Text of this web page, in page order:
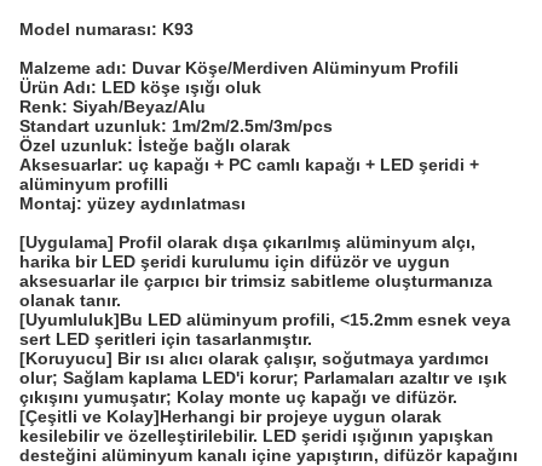
Model numarası: K93
Malzeme adı: Duvar Köşe/Merdiven Alüminyum Profili
Ürün Adı: LED köşe ışığı oluk
Renk: Siyah/Beyaz/Alu
Standart uzunluk: 1m/2m/2.5m/3m/pcs
Özel uzunluk: İsteğe bağlı olarak
Aksesuarlar: uç kapağı + PC camlı kapağı + LED şeridi +
alüminyum profilli
Montaj: yüzey aydınlatması
[Uygulama] Profil olarak dışa çıkarılmış alüminyum alçı,
harika bir LED şeridi kurulumu için difüzör ve uygun
aksesuarlar ile çarpıcı bir trimsiz sabitleme oluşturmanıza
olanak tanır.
[Uyumluluk]Bu LED alüminyum profili, <15.2mm esnek veya
sert LED şeritleri için tasarlanmıştır.
[Koruyucu] Bir ısı alıcı olarak çalışır, soğutmaya yardımcı
olur; Sağlam kaplama LED'i korur; Parlamaları azaltır ve ışık
çıkışını yumuşatır; Kolay monte uç kapağı ve difüzör.
[Çeşitli ve Kolay]Herhangi bir projeye uygun olarak
kesilebilir ve özelleştirilebilir. LED şeridi ışığının yapışkan
desteğini alüminyum kanalı içine yapıştırın, difüzör kapağını